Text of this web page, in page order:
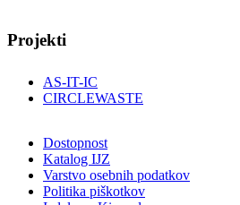
Projekti
AS-IT-IC
CIRCLEWASTE
Dostopnost
Katalog IJZ
Varstvo osebnih podatkov
Politika piškotkov